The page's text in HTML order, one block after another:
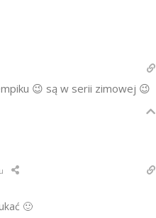
😉 są w serii zimowej 😉
🙂